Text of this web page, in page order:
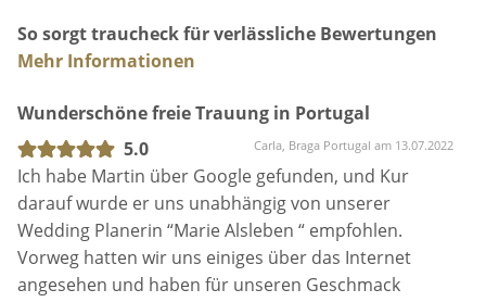
So sorgt traucheck für verlässliche Bewertungen
Mehr Informationen
Wunderschöne freie Trauung in Portugal
5.0
Carla, Braga Portugal am 13.07.2022
Ich habe Martin über Google gefunden, und Kur
darauf wurde er uns unabhängig von unserer
Wedding Planerin “Marie Alsleben “ empfohlen.
Vorweg hatten wir uns einiges über das Internet
angesehen und haben für unseren Geschmack